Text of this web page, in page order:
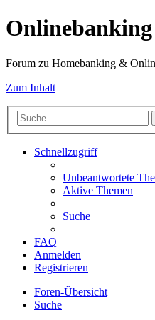
Forum zu Homebanking &
Zum Inhalt
Schnellzugriff
Unbeantwortete
Aktive Themen
Suche
FAQ
Anmelden
Registrieren
Foren-Übersicht
Suche